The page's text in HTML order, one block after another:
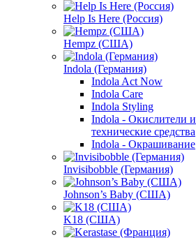
Help Is Here (Россия)
Hempz (США)
Indola (Германия)
Indola Act Now
Indola Care
Indola Styling
Indola - Окислители и
технические средства
Indola - Окрашивание
Invisibobble (Германия)
Johnson’s Baby (США)
K18 (США)